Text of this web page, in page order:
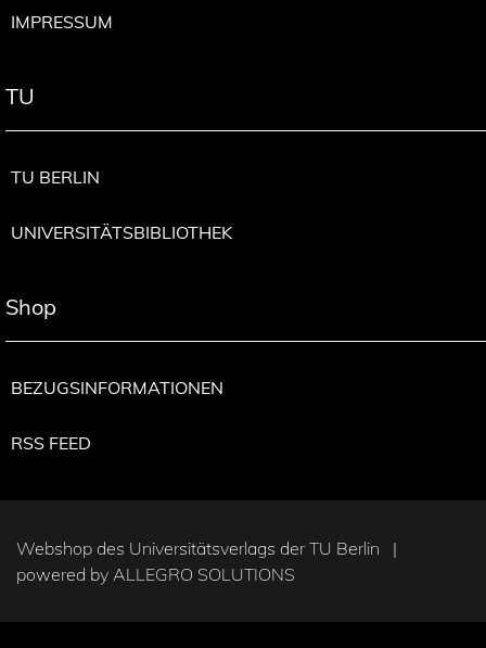
IMPRESSUM
TU
TU BERLIN
UNIVERSITÄTSBIBLIOTHEK
Shop
BEZUGSINFORMATIONEN
RSS FEED
Webshop des Universitätsverlags der TU Berlin |
powered by ALLEGRO SOLUTIONS